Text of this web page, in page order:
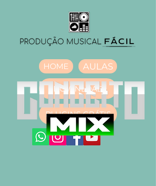
HOME AULAS
DOWNLOAD
PLUGINS GRÁTIS